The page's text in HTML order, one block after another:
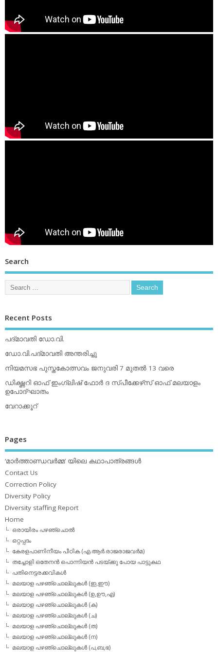
Search
Recent Posts
പദ്മാവതി ഡോ.വി.
ഡോ.വി.പദ്മാവതി അന്തരിച്ചു
നിയമസഭ പുസ്തകോത്സവം ജനുവരി 7 മുതല്‍ 13 വരെ
ഡിക്ഷ്ണറി ഓഫ് ഇംഗ്ലിഷ് ഫോര്‍ ദ സ്പീക്കേഴ്‌സ് ഓഫ് മലയാളം
ഉപോദ്ഘാതം
വേറാക്കൂറ്
Pages
‘മാര്‍ത്താണ്ഡവര്‍മ്മ’ യിലെ കഥാപാത്രങ്ങള്‍
Contact Us
Correction Policy
Diversity Policy
Diversity staffing Report
Home
ഒരായിരം പഴഞ്ചൊല്‍
ഒറ്റപ്പദം
കേരളപാണിനീയം പീഠിക (എ.ആര്‍.രാജരാജവര്‍മ)
തച്ചോളി ഒതേനൻ പൊന്നിയൻ പടയ്‌ക്കു പോയ പാട്ടുകഥ
പതിനെട്ടരക്കവികള്‍
മലയാള പഴഞ്ചൊല്ലുകള്‍ (ഇ,ഈ)
മലയാള പഴഞ്ചൊല്ലുകള്‍ (ഉ,ഊ,എ)
മലയാള പഴഞ്ചൊല്ലുകള്‍ (ക)
മലയാള പഴഞ്ചൊല്ലുകള്‍ (ച)
മലയാള പഴഞ്ചൊല്ലുകള്‍ (ത)
മലയാള പഴഞ്ചൊല്ലുകള്‍ (ന)
മലയാള പഴഞ്ചൊല്ലുകള്‍ (പ,ബ,ഭ)